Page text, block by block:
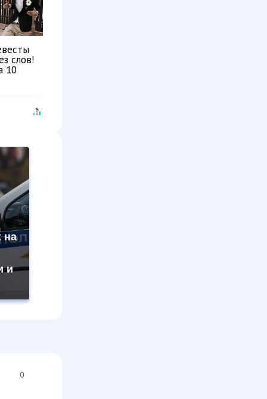
слов!
10
на
и
0